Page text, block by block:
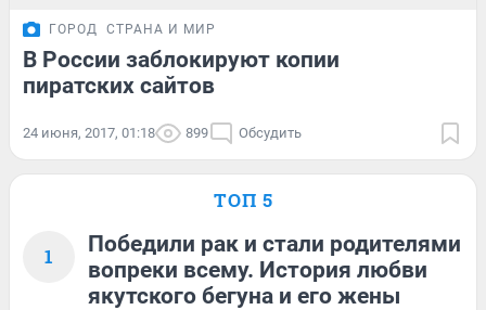
ГОРОД СТРАНА И МИР
В России заблокируют копии
пиратских сайтов
24 июня, 2017, 01:18 899 Обсудить
ТОП 5
1
Победили рак и стали родителями
вопреки всему. История любви
якутского бегуна и его жены